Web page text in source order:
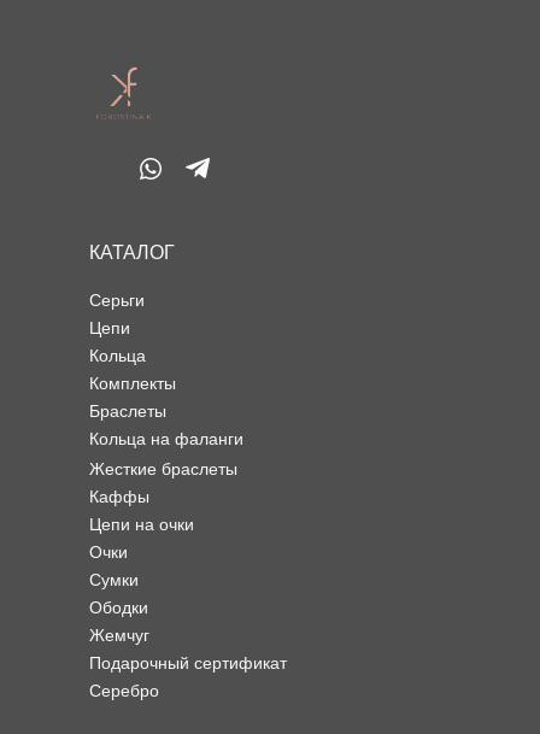
Серьги
Цепи
Кольца
Комплекты
Браслеты
Кольца на фаланги
КАТАЛОГ
Жесткие браслеты
Каффы
Цепи на очки
Очки
Сумки
Ободки
Жемчуг
Подарочный сертификат
Серебро